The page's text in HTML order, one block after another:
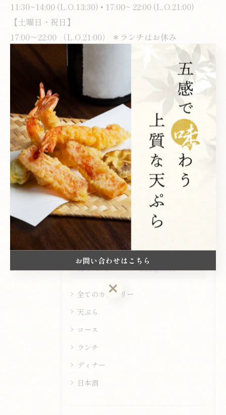
11:30~14:00 (L.O.13:30) • 17:00~ 22:00 (L.O.21:00)
【土曜日・祝日】
17:00～22:00 （L.O.21:00） ＊ランチはお休み
#天ぷら
#西新宿グルメ
#天ぷら天秀
#ふきのとう
#春の味覚
西新宿で味わう本格的な天ぷら
天ぷら
< 前のページ 一覧に戻る
カテゴリー Categories
全てのカテゴリー
天ぷら
コース
ランチ
ディナー
日本酒
お問い合わせはこちら
お問い合わせはこちら